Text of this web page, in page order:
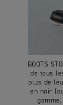
BOOTS
de tous
plus de
en noir